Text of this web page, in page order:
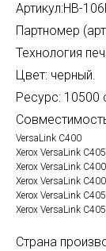
Артикул:HB-
Партномер
Технология
Цвет: черный.
Ресурс: 10500
VersaLink C400
Xerox VersaLink C405
Xerox VersaLink
Xerox VersaLink
Xerox VersaLink
Xerox VersaLink
Страна